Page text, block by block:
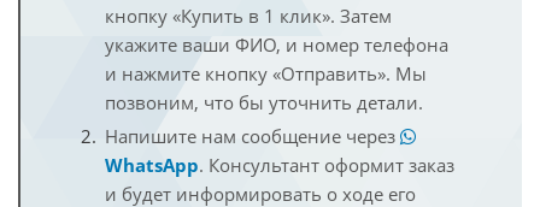
кнопку «Купить в 1 клик». Затем
укажите ваши ФИО, и номер телефона
и нажмите кнопку «Отправить». Мы
позвоним, что бы уточнить детали.
Напишите нам сообщение через
WhatsApp. Консультант оформит заказ
и будет информировать о ходе его